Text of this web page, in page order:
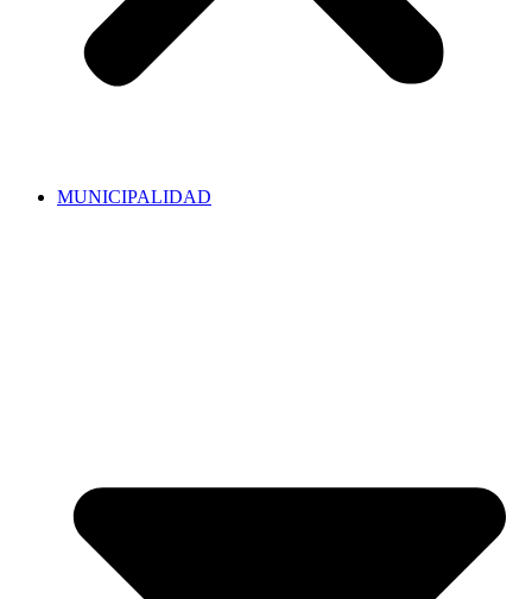
MUNICIPALIDAD